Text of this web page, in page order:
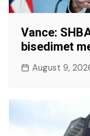
Vance:
bisedimet
August 9,